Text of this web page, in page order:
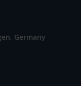
Germany